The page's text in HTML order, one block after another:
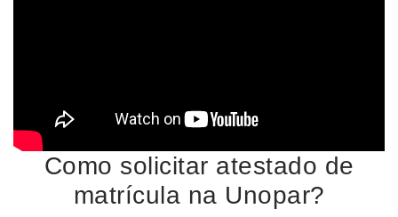
Como solicitar atestado de
matrícula na Unopar?